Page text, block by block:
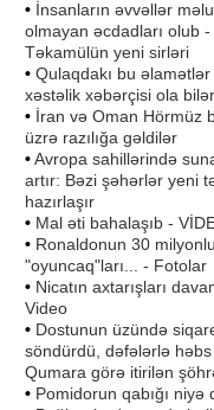
• İnsanların əvvəllər
olmayan əcdadları olub -
Təkamülün yeni sirləri
• Qulaqdakı bu
xəstəlik xəbərçisi ola bilər
• İran və Oman Hörmüz
üzrə razılığa gəldilər
•Avropa sahillərində
artır: Bəzi şəhərlər yeni
hazırlaşır
• Mal əti bahalaşıb -
• Ronaldonun 30
"oyuncaq"ları... - Fotolar
• Nicatın axtarışları
Video
• Dostunun üzündə
söndürdü, dəfələrlə
Qumara görə itirilən
• Pomidorun qabığı niyə